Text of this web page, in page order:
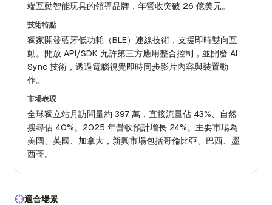
端互動智能玩具的領導品牌，年營收突破 26 億美元。
技術特點
獨家開發藍牙低功耗（BLE）連線技術，支援即時雙向互
動。開放 API/SDK 允許第三方應用整合控制，並開發 AI
Sync 技術，透過電腦視覺即時同步影片內容與裝置動
作。
市場表現
全球獨立站月訪問量約 397 萬，直接流量佔 43%、自然
搜尋佔 40%。2025 年營收預計增長 24%。主要市場為
美國、英國、加拿大，新興市場包括哥倫比亞、巴西、墨
西哥。
適合場景